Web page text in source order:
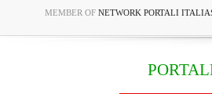
MEMBER OF NETWORK PORTALI